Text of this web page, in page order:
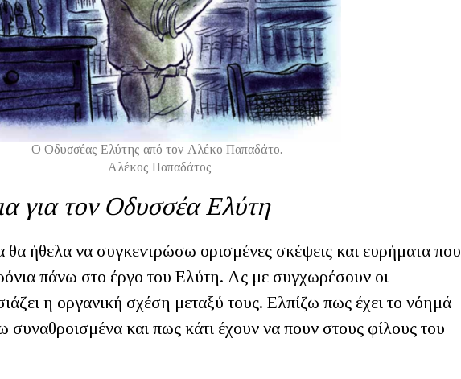
Ο Οδυσσέας Ελύτης από τον Αλέκο Παπαδάτο.
Αλέκος Παπαδάτος
για τον Οδυσσέα Ελύτη
θα ήθελα να συγκεντρώσω ορισμένες σκέψεις και ευρήματα που
πάνω στο έργο του Ελύτη. Ας με συγχωρέσουν οι
η οργανική σχέση μεταξύ τους. Ελπίζω πως έχει το νόημά
συναθροισμένα και πως κάτι έχουν να πουν στους φίλους του